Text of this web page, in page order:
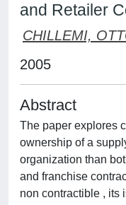
and Retailer
CHILLEMI,
2005
Abstract
The paper explores
ownership of a
organization than
and franchise
non contractible , its